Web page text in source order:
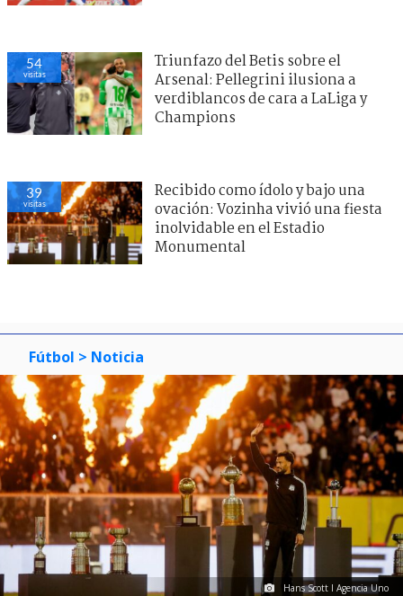
54
visitas
Triunfazo del Betis sobre el
Arsenal: Pellegrini ilusiona a
verdiblancos de cara a LaLiga y
Champions
39
visitas
Recibido como ídolo y bajo una
ovación: Vozinha vivió una fiesta
inolvidable en el Estadio
Monumental
Fútbol > Noticia
Hans Scott I Agencia Uno